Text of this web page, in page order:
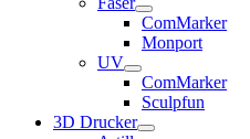
ComMarker
Monport
UV
ComMarker
Sculpfun
3D Drucker